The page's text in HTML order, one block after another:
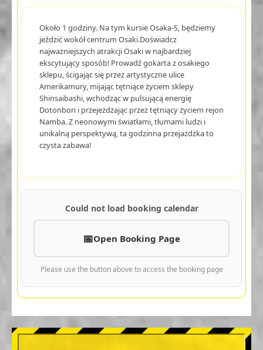
Około 1 godziny. Na tym kursie Osaka-S, będziemy
jeździć wokół centrum Osaki.Doświadcz
najważniejszych atrakcji Osaki w najbardziej
ekscytujący sposób! Prowadź gokarta z osakiego
sklepu, ścigając się przez artystyczne ulice
Amerikamury, mijając tętniące życiem sklepy
Shinsaibashi, wchodząc w pulsującą energię
Dotonbori i przejeżdżając przez tętniący życiem rejon
Namba. Z neonowymi światłami, tłumami ludzi i
unikalną perspektywą, ta godzinna przejażdżka to
czysta zabawa!
Could not load booking calendar
Open Booking Page
Please use the button above to access the booking page